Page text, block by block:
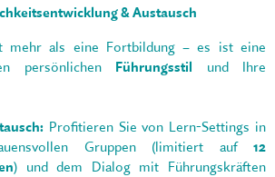
& Austausch
mehr als eine Fortbildung – es ist eine
persönlichen Führungsstil und Ihre
Profitieren Sie von Lern-Settings in
Gruppen (limitiert auf 12
) und dem Dialog mit Führungskräften